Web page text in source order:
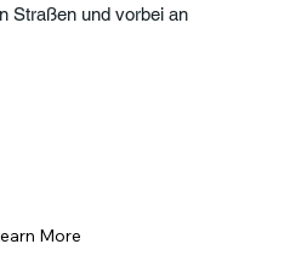
Straßen und vorbei an
More